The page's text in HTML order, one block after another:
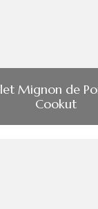
Mignon de
Cookut